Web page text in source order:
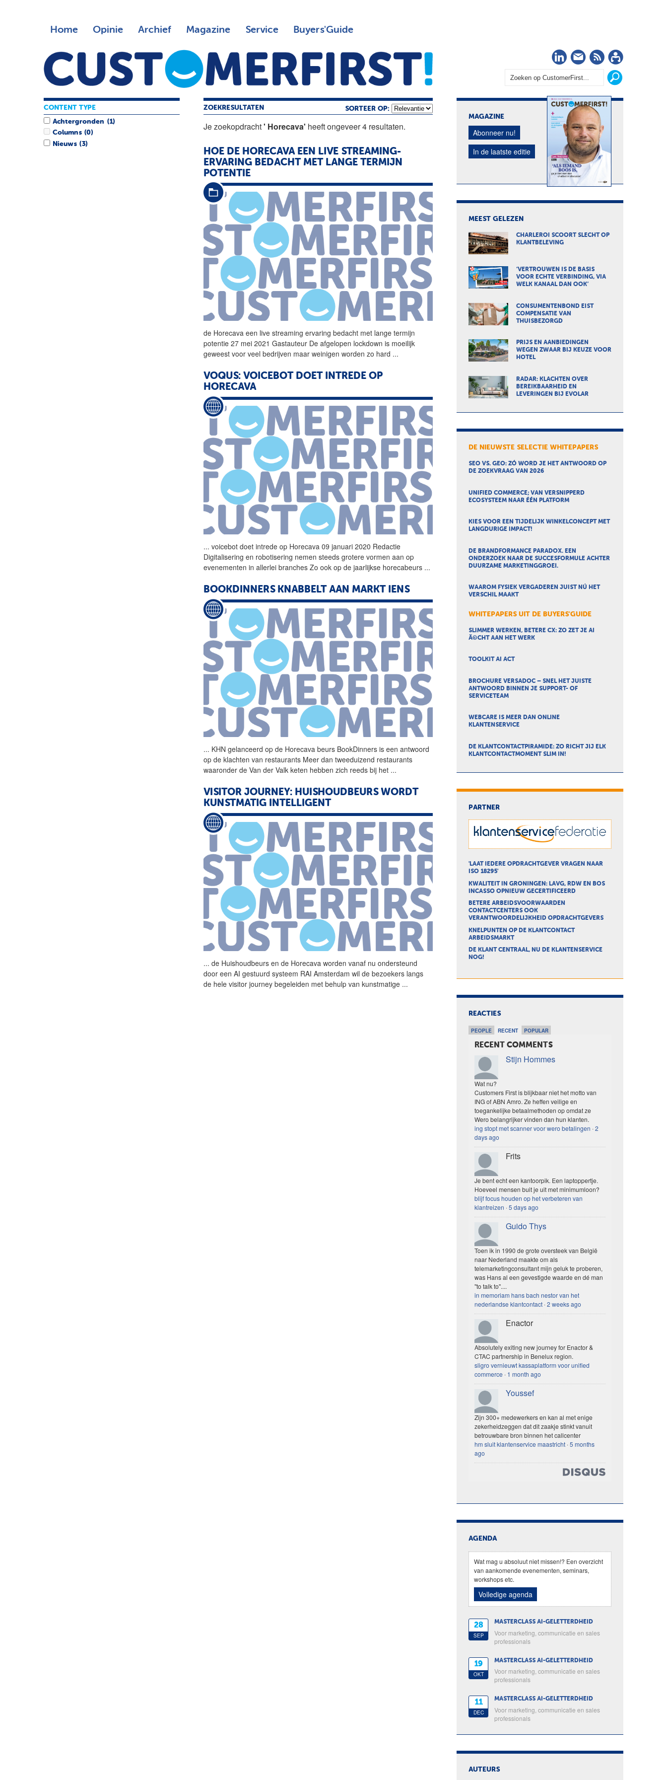
Home Opinie Archief Magazine Service Buyers'Guide
LinkedIn
Nieuwsbrief
RSS
ZOEKRESULTATEN SORTEER OP:
Je zoekopdracht' Horecava' heeft ongeveer 4 resultaten.
HOE DE HORECAVAEEN LIVE STREAMING-
ERVARING BEDACHT MET LANGE TERMIJN
POTENTIE
de Horecava een live streaming ervaring bedacht met lange termijn
potentie 27 mei 2021 Gastauteur De afgelopen lockdown is moeilijk
geweest voor veel bedrijven maar weinigen worden zo hard ...
VOQUS: VOICEBOT DOET INTREDE OP
HORECAVA
... voicebot doet intrede op Horecava 09 januari 2020 Redactie
Digitalisering en robotisering nemen steeds grotere vormen aan op
evenementen in allerlei branches Zo ook op de jaarlijkse horecabeurs ...
BOOKDINNERS KNABBELT AAN MARKT IENS
... KHN gelanceerd op de Horecava beurs BookDinners is een antwoord
op de klachten van restaurants Meer dan tweeduizend restaurants
waaronder de Van der Valk keten hebben zich reeds bij het ...
VISITOR JOURNEY: HUISHOUDBEURS WORDT
KUNSTMATIG INTELLIGENT
... de Huishoudbeurs en de Horecava worden vanaf nu ondersteund
door een AI gestuurd systeem RAI Amsterdam wil de bezoekers langs
de hele visitor journey begeleiden met behulp van kunstmatige ...
CONTENT TYPE
Achtergronden (1)
Columns (0)
Nieuws (3)
MAGAZINE
Abonneer nu!
In de laatste editie
MEEST GELEZEN
CHARLEROI SCOORT SLECHT OP
KLANTBELEVING
‘VERTROUWEN IS DE BASIS
VOOR ECHTE VERBINDING, VIA
WELK KANAAL DAN OOK’
CONSUMENTENBOND EIST
COMPENSATIE VAN
THUISBEZORGD
PRIJS EN AANBIEDINGEN
WEGEN ZWAAR BIJ KEUZE VOOR
HOTEL
RADAR: KLACHTEN OVER
BEREIKBAARHEID EN
LEVERINGEN BIJ EVOLAR
DE NIEUWSTE SELECTIE WHITEPAPERS
SEO VS. GEO: ZÓ WORD JE HET ANTWOORD OP
DE ZOEKVRAAG VAN 2026
UNIFIED COMMERCE; VAN VERSNIPPERD
ECOSYSTEEM NAAR ÉÉN PLATFORM
KIES VOOR EEN TIJDELIJK WINKELCONCEPT MET
LANGDURIGE IMPACT!
DE BRANDFORMANCE PARADOX. EEN
ONDERZOEK NAAR DE SUCCESFORMULE ACHTER
DUURZAME MARKETINGGROEI.
WAAROM FYSIEK VERGADEREN JUIST NÚ HET
VERSCHIL MAAKT
WHITEPAPERS UIT DE BUYERS'GUIDE
SLIMMER WERKEN, BETERE CX: ZO ZET JE AI
Ã©CHT AAN HET WERK
TOOLKIT AI ACT
BROCHURE VERSADOC – SNEL HET JUISTE
ANTWOORD BINNEN JE SUPPORT- OF
SERVICETEAM
WEBCARE IS MEER DAN ONLINE
KLANTENSERVICE
DE KLANTCONTACTPIRAMIDE: ZO RICHT JIJ ELK
KLANTCONTACTMOMENT SLIM IN!
PARTNER
'LAAT IEDERE OPDRACHTGEVER VRAGEN NAAR
ISO 18295'
KWALITEIT IN GRONINGEN: LAVG, RDW EN BOS
INCASSO OPNIEUW GECERTIFICEERD
BETERE ARBEIDSVOORWAARDEN
CONTACTCENTERS OOK
VERANTWOORDELIJKHEID OPDRACHTGEVERS
KNELPUNTEN OP DE KLANTCONTACT
ARBEIDSMARKT
DE KLANT CENTRAAL, NU DE KLANTENSERVICE
NOG!
REACTIES
PEOPLE RECENT POPULAR
RECENT COMMENTS
Stijn Hommes
Wat nu?
Customers First is blijkbaar niet het motto van
ING of ABN Amro. Ze heffen veilige en
toegankelijke betaalmethoden op omdat ze
Wero belangrijker vinden dan hun klanten.
ing stopt met scanner voor wero betalingen ·2
days ago
Frits
Je bent echt een kantoorpik. Een laptoppertje.
Hoeveel mensen buit je uit met minimumloon?
blijf focus houden op het verbeteren van
klantreizen ·5 days ago
Guido Thys
Toen ik in 1990 de grote oversteek van België
naar Nederland maakte om als
telemarketingconsultant mijn geluk te proberen,
was Hans al een gevestigde waarde en dé man
"to talk to"....
in memoriam hans bach nestor van het
nederlandse klantcontact ·2 weeks ago
Enactor
Absolutely exiting new journey for Enactor &
CTAC partnership in Benelux region.
sligro vernieuwt kassaplatform voor unified
commerce · 1 month ago
Youssef
Zijn 300+ medewerkers en kan al met enige
zekerheidzeggen dat dit zaakje stinkt vanuit
betrouwbare bron binnen het callcenter
hm sluit klantenservice maastricht ·5 months
ago
AGENDA
Wat mag u absoluut niet missen!? Een overzicht
van aankomende evenementen, seminars,
workshops etc.
Volledige agenda
28
SEP
MASTERCLASS AI-GELETTERDHEID
Voor marketing, communicatie en sales
professionals
19
OKT
MASTERCLASS AI-GELETTERDHEID
Voor marketing, communicatie en sales
professionals
11
DEC
MASTERCLASS AI-GELETTERDHEID
Voor marketing, communicatie en sales
professionals
AUTEURS